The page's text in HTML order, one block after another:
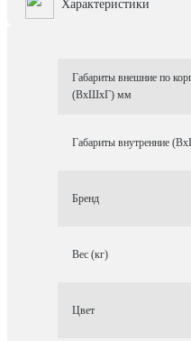
Характеристики
Габариты внешние по
(ВхШхГ) мм
Габариты внутренние
Бренд
Вес (кг)
Цвет